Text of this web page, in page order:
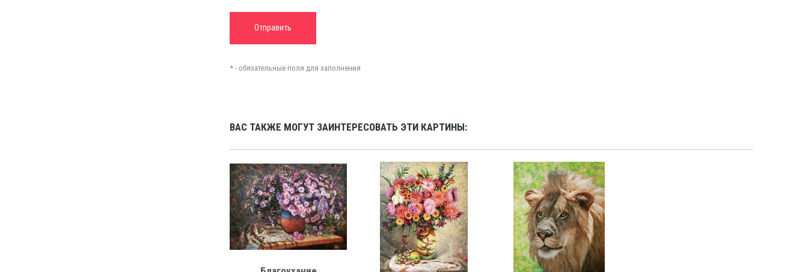
* - обязательные поля для заполнения
ВАС ТАКЖЕ МОГУТ ЗАИНТЕРЕСОВАТЬ ЭТИ КАРТИНЫ: